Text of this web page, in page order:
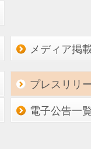
メディア掲
プレスリリ
電子公告一